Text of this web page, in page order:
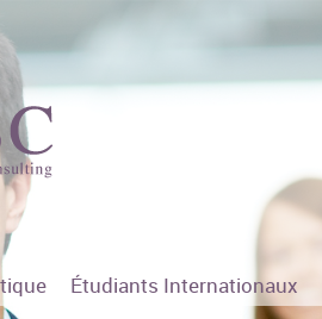
Étudiants Internationaux